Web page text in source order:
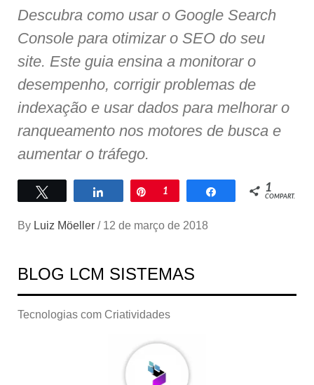
Descubra como usar o Google Search
Console para otimizar o SEO do seu
site. Este guia ensina a monitorar o
desempenho, corrigir problemas de
indexação e usar dados para melhorar o
ranqueamento nos motores de busca e
aumentar o tráfego.
Compartilhar
Pin
1 Compartilhar
1
COMPART.
By Luiz Möeller / 12 de março de 2018
BLOG LCM SISTEMAS
Tecnologias com Criatividades